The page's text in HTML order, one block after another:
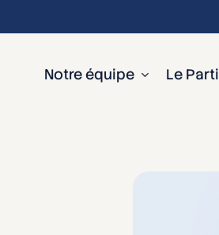
Notre équipe Le Parti